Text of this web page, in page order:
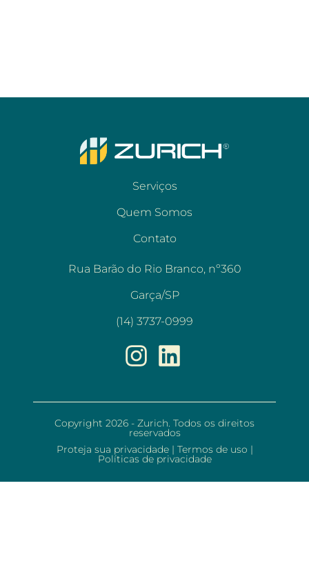
Serviços
Quem Somos
Contato
Rua Barão do Rio Branco, nº360
Garça/SP
(14) 3737-0999
Copyright 2026 - Zurich. Todos os direitos
reservados
Proteja sua privacidade | Termos de uso |
Políticas de privacidade